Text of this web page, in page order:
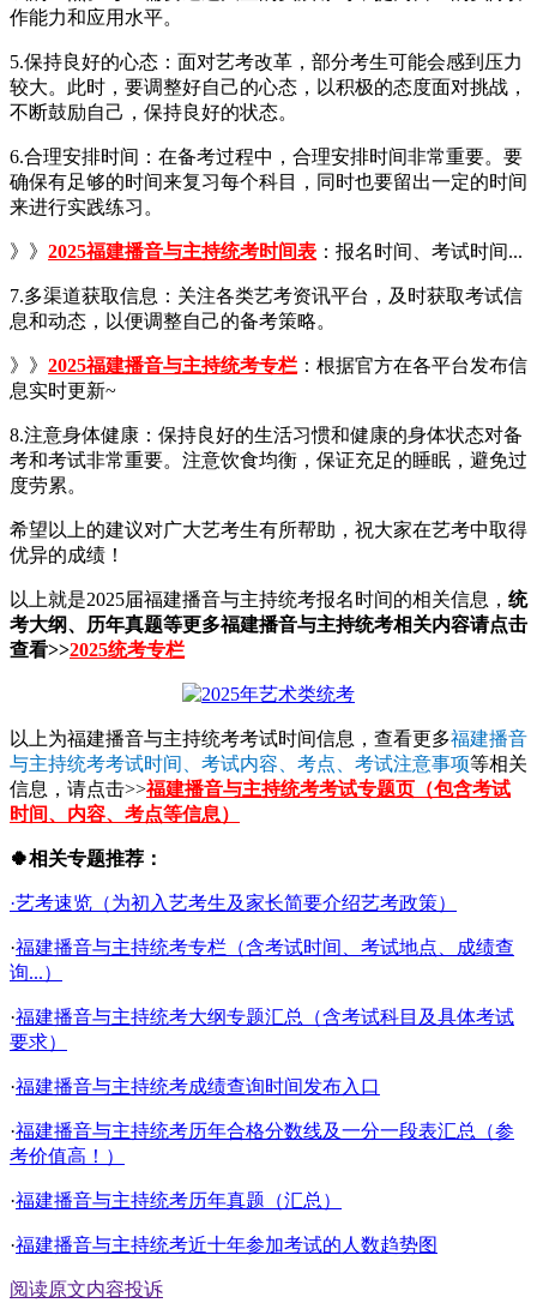
作能力和应用水平。
5.保持良好的心态：面对艺考改革，部分考生可能会感到压力
较大。此时，要调整好自己的心态，以积极的态度面对挑战，
不断鼓励自己，保持良好的状态。
6.合理安排时间：在备考过程中，合理安排时间非常重要。要
确保有足够的时间来复习每个科目，同时也要留出一定的时间
来进行实践练习。
》》 2025福建播音与主持统考时间表 ：报名时间、考试时间...
7.多渠道获取信息：关注各类艺考资讯平台，及时获取考试信
息和动态，以便调整自己的备考策略。
》》 2025福建播音与主持统考专栏 ：根据官方在各平台发布信
息实时更新~
8.注意身体健康：保持良好的生活习惯和健康的身体状态对备
考和考试非常重要。注意饮食均衡，保证充足的睡眠，避免过
度劳累。
希望以上的建议对广大艺考生有所帮助，祝大家在艺考中取得
优异的成绩！
以上就是2025届福建播音与主持统考报名时间的相关信息， 统
考大纲、历年真题等更多福建播音与主持统考相关内容请点击
查看>>2025统考专栏
以上为福建播音与主持统考考试时间信息，查看更多福建播音
与主持统考考试时间、考试内容、考点、考试注意事项等相关
信息，请点击>>福建播音与主持统考考试专题页（包含考试
时间、内容、考点等信息）
🍀相关专题推荐：
·艺考速览（为初入艺考生及家长简要介绍艺考政策）
·福建播音与主持统考专栏（含考试时间、考试地点、成绩查
询...）
·福建播音与主持统考大纲专题汇总（含考试科目及具体考试
要求）
·福建播音与主持统考成绩查询时间发布入口
·福建播音与主持统考历年合格分数线及一分一段表汇总（参
考价值高！）
·福建播音与主持统考历年真题（汇总）
·福建播音与主持统考近十年参加考试的人数趋势图
阅读原文内容投诉